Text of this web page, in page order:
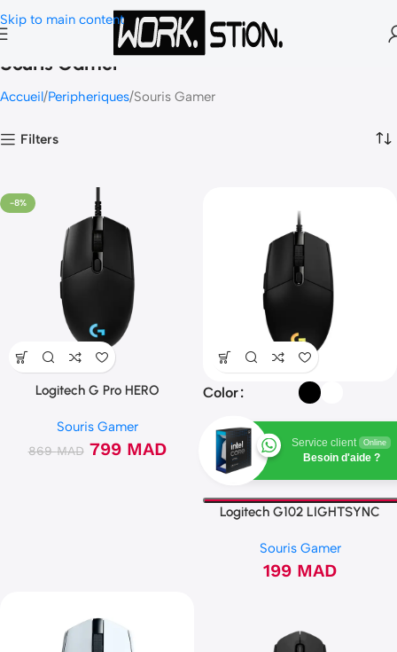
Skip to main content
Souris Gamer
Accueil Peripheriques Souris Gamer
Filters
-8%
Logitech G Pro HERO
Souris Gamer
869MAD 799 MAD
Color
Service client Online
Besoin d'aide ?
Logitech G102 LIGHTSYNC
Souris Gamer
199 MAD